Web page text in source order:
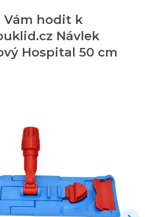
Vám hodit k
Návlek
Hospital 50 cm